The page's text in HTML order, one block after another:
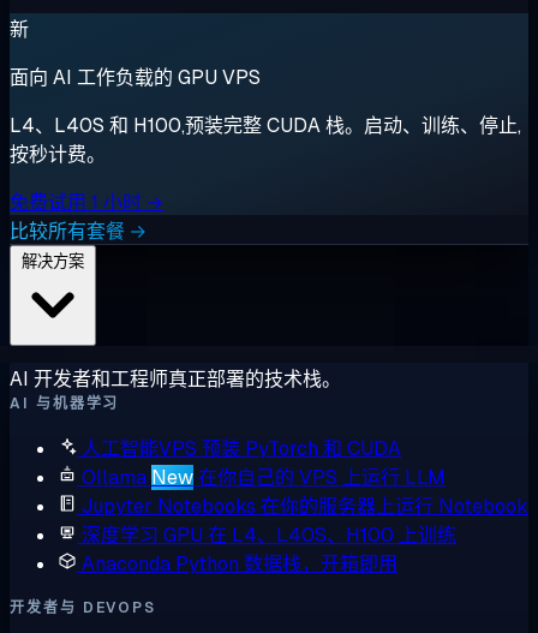
新
面向 AI 工作负载的 GPU VPS
L4、L40S 和 H100,预装完整 CUDA 栈。启动、训练、停止,
按秒计费。
免费试用 1 小时 →
比较所有套餐 →
AI 开发者和工程师真正部署的技术栈。
AI 与机器学习
人工智能VPS 预装 PyTorch 和 CUDA
Ollama New在你自己的 VPS 上运行 LLM
Jupyter Notebooks 在你的服务器上运行 Notebook
深度学习 GPU 在 L4、L40S、H100 上训练
Anaconda Python 数据栈，开箱即用
开发者与 DEVOPS